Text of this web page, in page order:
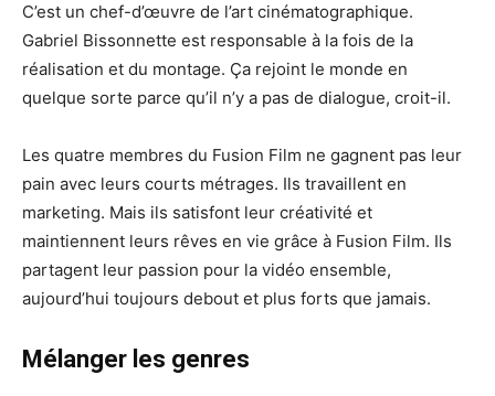
C’est un chef-d’œuvre de l’art cinématographique.
Gabriel Bissonnette est responsable à la fois de la
réalisation et du montage. Ça rejoint le monde en
quelque sorte parce qu’il n’y a pas de dialogue, croit-il.
Les quatre membres du Fusion Film ne gagnent pas leur
pain avec leurs courts métrages. Ils travaillent en
marketing. Mais ils satisfont leur créativité et
maintiennent leurs rêves en vie grâce à Fusion Film. Ils
partagent leur passion pour la vidéo ensemble,
aujourd’hui toujours debout et plus forts que jamais.
Mélanger les genres